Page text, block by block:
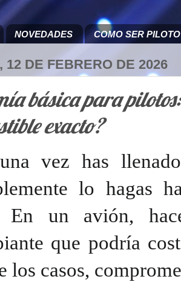
NOVEDADES COMO SER PILOTO
12 DE FEBRERO DE 2026
básica para
exacto?
vez has
lo hagas
En un avión,
que podría
los casos,